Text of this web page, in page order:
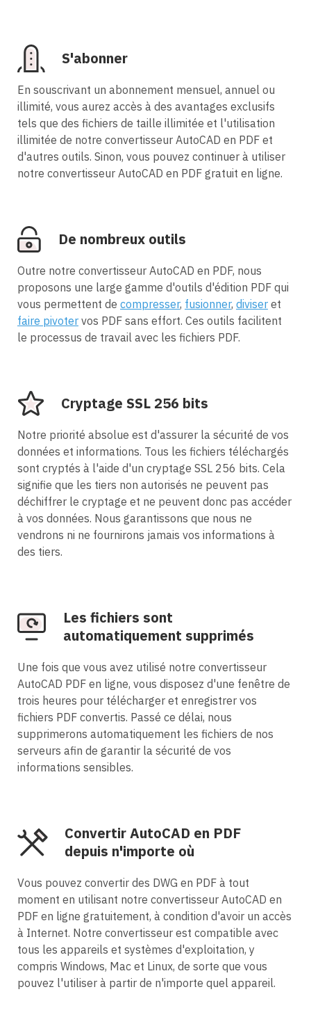
S'abonner
En souscrivant un abonnement mensuel, annuel ou
illimité, vous aurez accès à des avantages exclusifs
tels que des fichiers de taille illimitée et l'utilisation
illimitée de notre convertisseur AutoCAD en PDF et
d'autres outils. Sinon, vous pouvez continuer à utiliser
notre convertisseur AutoCAD en PDF gratuit en ligne.
De nombreux outils
Outre notre convertisseur AutoCAD en PDF, nous
proposons une large gamme d'outils d'édition PDF qui
vous permettent de compresser, fusionner, diviser et
faire pivoter vos PDF sans effort. Ces outils facilitent
le processus de travail avec les fichiers PDF.
Cryptage SSL 256 bits
Notre priorité absolue est d'assurer la sécurité de vos
données et informations. Tous les fichiers téléchargés
sont cryptés à l'aide d'un cryptage SSL 256 bits. Cela
signifie que les tiers non autorisés ne peuvent pas
déchiffrer le cryptage et ne peuvent donc pas accéder
à vos données. Nous garantissons que nous ne
vendrons ni ne fournirons jamais vos informations à
des tiers.
Les fichiers sont
automatiquement supprimés
Une fois que vous avez utilisé notre convertisseur
AutoCAD PDF en ligne, vous disposez d'une fenêtre de
trois heures pour télécharger et enregistrer vos
fichiers PDF convertis. Passé ce délai, nous
supprimerons automatiquement les fichiers de nos
serveurs afin de garantir la sécurité de vos
informations sensibles.
Convertir AutoCAD en PDF
depuis n'importe où
Vous pouvez convertir des DWG en PDF à tout
moment en utilisant notre convertisseur AutoCAD en
PDF en ligne gratuitement, à condition d'avoir un accès
à Internet. Notre convertisseur est compatible avec
tous les appareils et systèmes d'exploitation, y
compris Windows, Mac et Linux, de sorte que vous
pouvez l'utiliser à partir de n'importe quel appareil.